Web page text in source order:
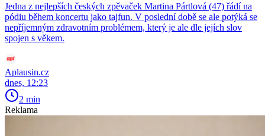
Jedna z nejlepších českých zpěvaček Martina Pártlová (47) řádí na
pódiu během koncertu jako tajfun. V poslední době se ale potýká se
nepříjemným zdravotním problémem, který je ale dle jejích slov
spojen s věkem.
Aplausin.cz
dnes, 12:23
2 min
Reklama